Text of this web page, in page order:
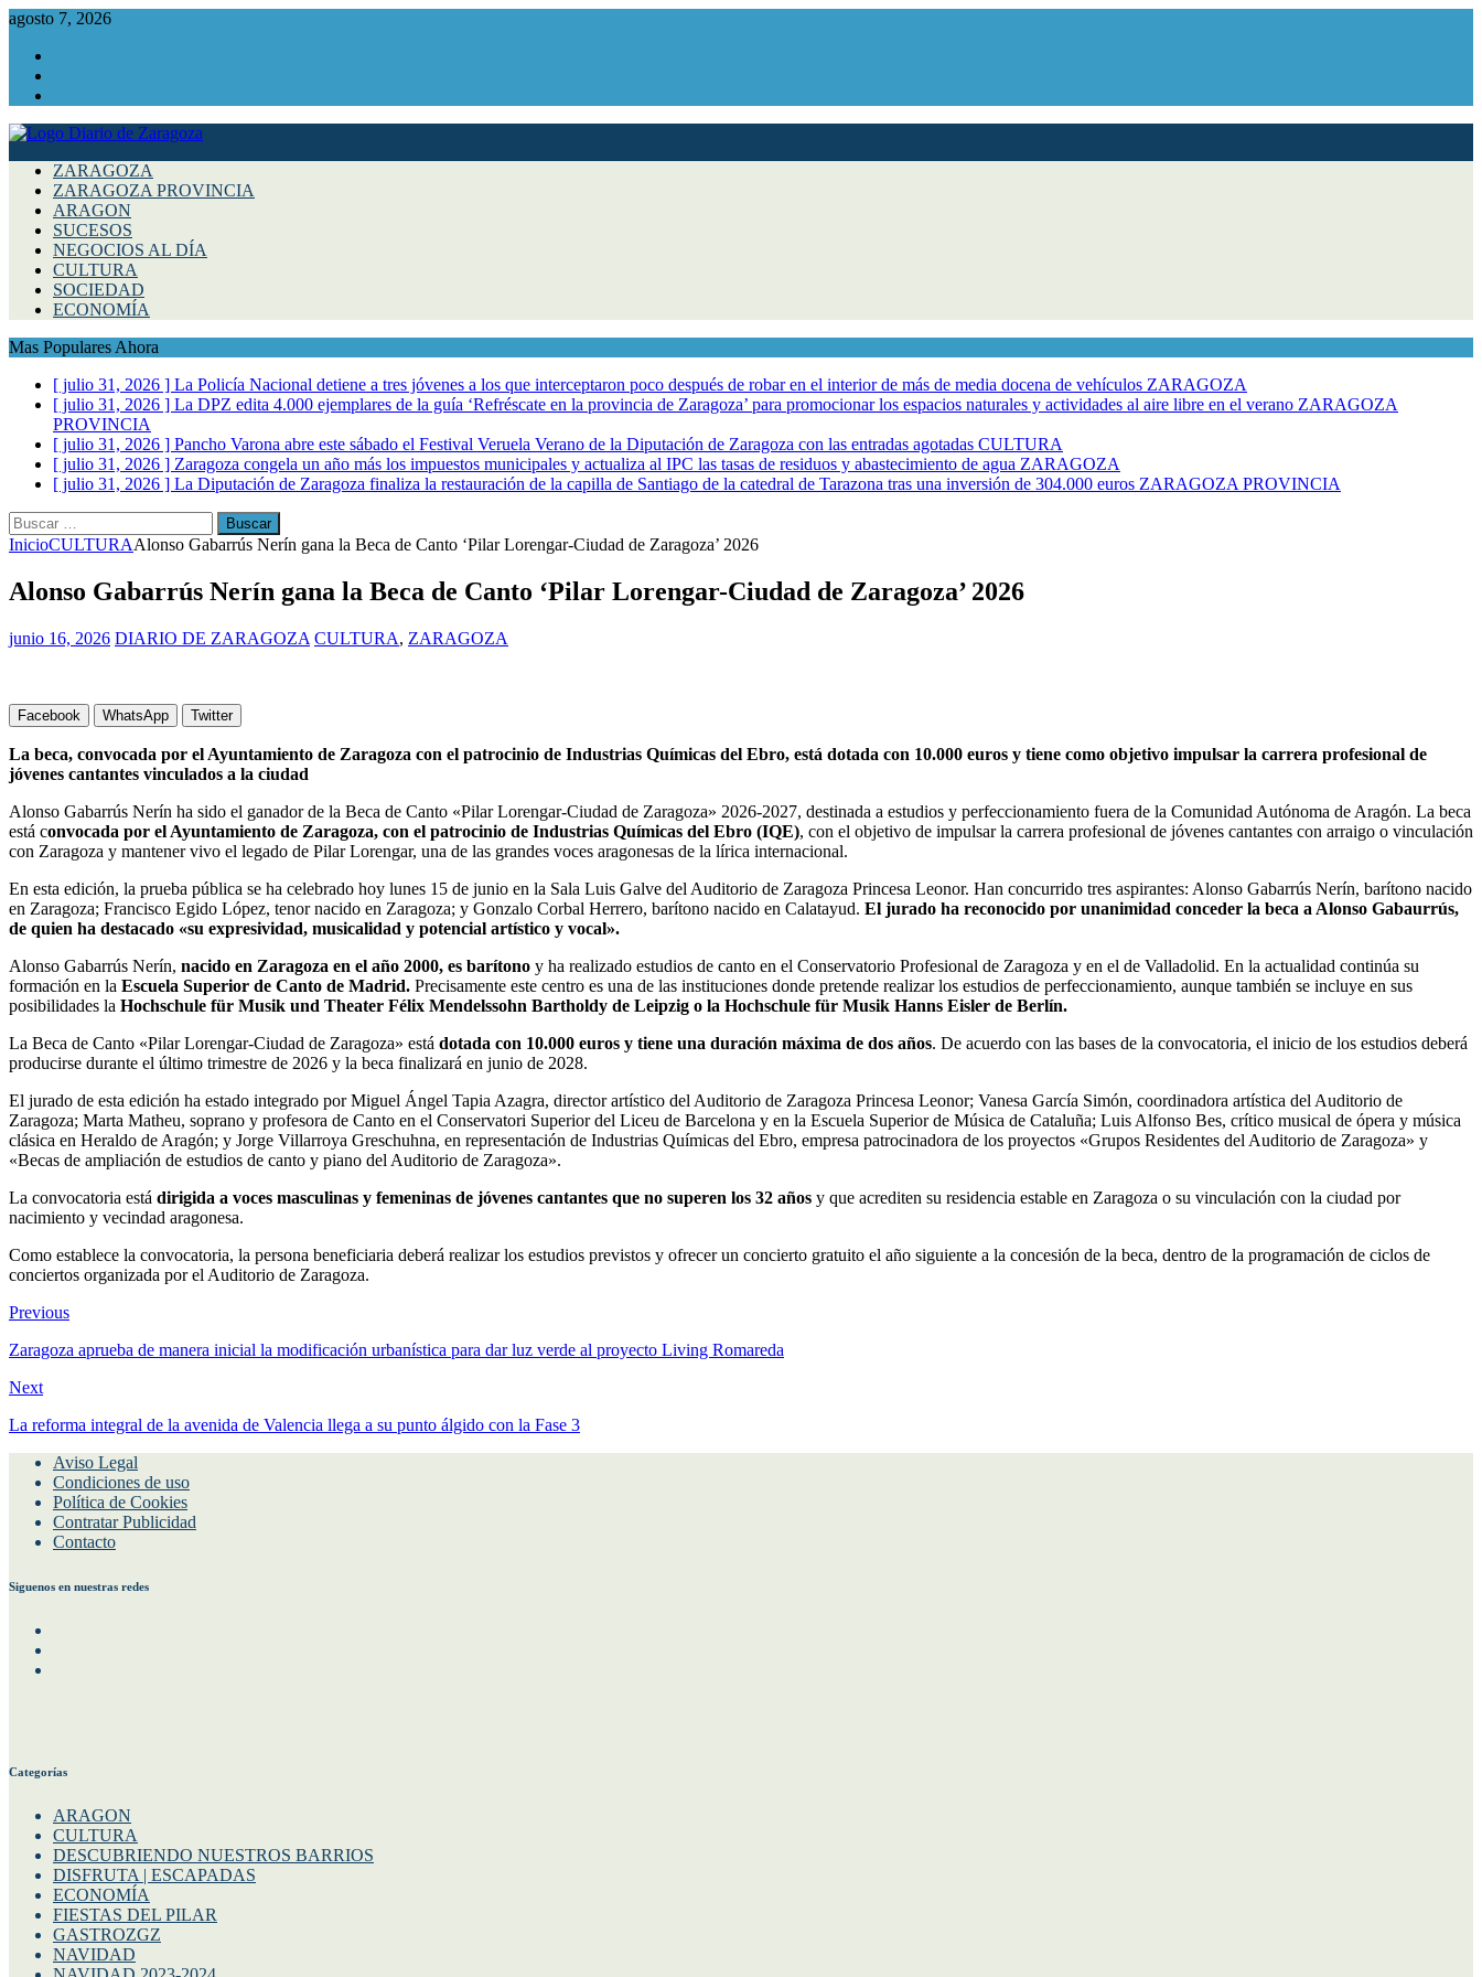
agosto 7, 2026
ZARAGOZA
ZARAGOZA PROVINCIA
ARAGON
SUCESOS
NEGOCIOS AL DÍA
CULTURA
SOCIEDAD
ECONOMÍA
Mas Populares Ahora
[ julio 31, 2026 ] La Policía Nacional detiene a tres jóvenes a los que interceptaron poco después de robar en el interior de más de media docena de vehículos ZARAGOZA
[ julio 31, 2026 ] La DPZ edita 4.000 ejemplares de la guía ‘Refréscate en la provincia de Zaragoza’ para promocionar los espacios naturales y actividades al aire libre en el verano ZARAGOZA
PROVINCIA
[ julio 31, 2026 ] Pancho Varona abre este sábado el Festival Veruela Verano de la Diputación de Zaragoza con las entradas agotadas CULTURA
[ julio 31, 2026 ] Zaragoza congela un año más los impuestos municipales y actualiza al IPC las tasas de residuos y abastecimiento de agua ZARAGOZA
[ julio 31, 2026 ] La Diputación de Zaragoza finaliza la restauración de la capilla de Santiago de la catedral de Tarazona tras una inversión de 304.000 euros ZARAGOZA PROVINCIA
Buscar:
InicioCULTURAAlonso Gabarrús Nerín gana la Beca de Canto ‘Pilar Lorengar-Ciudad de Zaragoza’ 2026
Alonso Gabarrús Nerín gana la Beca de Canto ‘Pilar Lorengar-Ciudad de Zaragoza’ 2026
junio 16, 2026 DIARIO DE ZARAGOZA CULTURA, ZARAGOZA
Facebook WhatsApp Twitter
La beca, convocada por el Ayuntamiento de Zaragoza con el patrocinio de Industrias Químicas del Ebro, está dotada con 10.000 euros y tiene como objetivo impulsar la carrera profesional de
jóvenes cantantes vinculados a la ciudad
Alonso Gabarrús Nerín ha sido el ganador de la Beca de Canto «Pilar Lorengar-Ciudad de Zaragoza» 2026-2027, destinada a estudios y perfeccionamiento fuera de la Comunidad Autónoma de Aragón. La beca
está convocada por el Ayuntamiento de Zaragoza, con el patrocinio de Industrias Químicas del Ebro (IQE), con el objetivo de impulsar la carrera profesional de jóvenes cantantes con arraigo o vinculación
con Zaragoza y mantener vivo el legado de Pilar Lorengar, una de las grandes voces aragonesas de la lírica internacional.
En esta edición, la prueba pública se ha celebrado hoy lunes 15 de junio en la Sala Luis Galve del Auditorio de Zaragoza Princesa Leonor. Han concurrido tres aspirantes: Alonso Gabarrús Nerín, barítono nacido
en Zaragoza; Francisco Egido López, tenor nacido en Zaragoza; y Gonzalo Corbal Herrero, barítono nacido en Calatayud. El jurado ha reconocido por unanimidad conceder la beca a Alonso Gabaurrús,
de quien ha destacado «su expresividad, musicalidad y potencial artístico y vocal».
Alonso Gabarrús Nerín, nacido en Zaragoza en el año 2000, es barítono y ha realizado estudios de canto en el Conservatorio Profesional de Zaragoza y en el de Valladolid. En la actualidad continúa su
formación en la Escuela Superior de Canto de Madrid. Precisamente este centro es una de las instituciones donde pretende realizar los estudios de perfeccionamiento, aunque también se incluye en sus
posibilidades la Hochschule für Musik und Theater Félix Mendelssohn Bartholdy de Leipzig o la Hochschule für Musik Hanns Eisler de Berlín.
La Beca de Canto «Pilar Lorengar-Ciudad de Zaragoza» está dotada con 10.000 euros y tiene una duración máxima de dos años. De acuerdo con las bases de la convocatoria, el inicio de los estudios deberá
producirse durante el último trimestre de 2026 y la beca finalizará en junio de 2028.
El jurado de esta edición ha estado integrado por Miguel Ángel Tapia Azagra, director artístico del Auditorio de Zaragoza Princesa Leonor; Vanesa García Simón, coordinadora artística del Auditorio de
Zaragoza; Marta Matheu, soprano y profesora de Canto en el Conservatori Superior del Liceu de Barcelona y en la Escuela Superior de Música de Cataluña; Luis Alfonso Bes, crítico musical de ópera y música
clásica en Heraldo de Aragón; y Jorge Villarroya Greschuhna, en representación de Industrias Químicas del Ebro, empresa patrocinadora de los proyectos «Grupos Residentes del Auditorio de Zaragoza» y
«Becas de ampliación de estudios de canto y piano del Auditorio de Zaragoza».
La convocatoria está dirigida a voces masculinas y femeninas de jóvenes cantantes que no superen los 32 años y que acrediten su residencia estable en Zaragoza o su vinculación con la ciudad por
nacimiento y vecindad aragonesa.
Como establece la convocatoria, la persona beneficiaria deberá realizar los estudios previstos y ofrecer un concierto gratuito el año siguiente a la concesión de la beca, dentro de la programación de ciclos de
conciertos organizada por el Auditorio de Zaragoza.
Previous
Zaragoza aprueba de manera inicial la modificación urbanística para dar luz verde al proyecto Living Romareda
Next
La reforma integral de la avenida de Valencia llega a su punto álgido con la Fase 3
Aviso Legal
Condiciones de uso
Política de Cookies
Contratar Publicidad
Contacto
Siguenos en nuestras redes
Categorías
ARAGON
CULTURA
DESCUBRIENDO NUESTROS BARRIOS
DISFRUTA | ESCAPADAS
ECONOMÍA
FIESTAS DEL PILAR
GASTROZGZ
NAVIDAD